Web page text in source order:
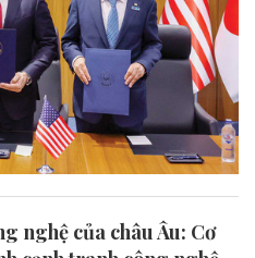
nghệ của châu Âu: Cơ